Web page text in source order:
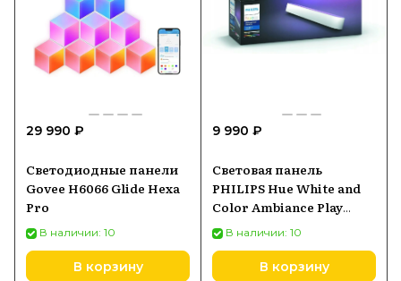
29 990 ₽
Светодиодные панели
Govee H6066 Glide Hexa
Pro
В наличии: 10
В корзину
9 990 ₽
Световая панель
PHILIPS Hue White and
Color Ambiance Play
белый 7820331P7
В наличии: 10
В корзину